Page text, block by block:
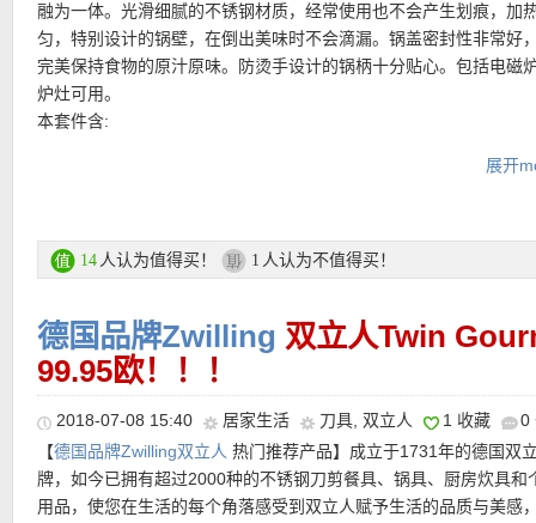
融为一体。光滑细腻的不锈钢材质，经常使用也不会产生划痕，加
匀，特别设计的锅壁，在倒出美味时不会滴漏。锅盖密封性非常好
完美保持食物的原汁原味。防烫手设计的锅柄十分贴心。包括电磁
炉灶可用。
本套件含:
7升煮锅 24cm
更多厨具活动链接在此
• 可用8折优惠码：20ab39最低消费39欧，有效期至8月2日早上9
展开
14 人认为值得买！ 1 人认为不值得买！
德国品牌Zwilling 双立人Twin
99.95欧！！！
2018-07-08 15:40 居家生活 刀具 双立人 1 收藏
0
【德国品牌Zwilling双立人 热门推荐产品】成立于1731年的德国双
牌，如今已拥有超过2000种的不锈钢刀剪餐具、锅具、厨房炊具和
用品，使您在生活的每个角落感受到双立人赋予生活的品质与美感